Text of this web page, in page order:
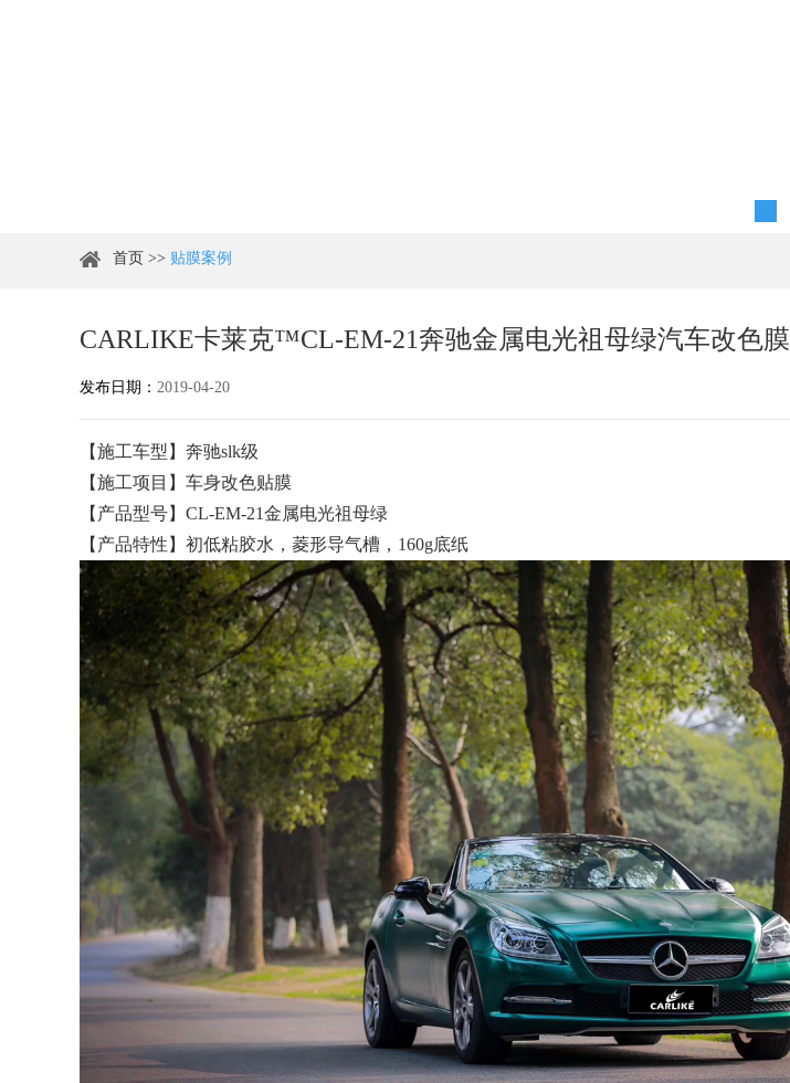
首页 >> 贴膜案例
CARLIKE卡莱克™CL-EM-21奔驰金属电光祖母绿汽车改色膜
发布日期： 2019-04-20
【施工车型】奔驰slk级
【施工项目】车身改色贴膜
【产品型号】CL-EM-21金属电光祖母绿
【产品特性】初低粘胶水，菱形导气槽，160g底纸